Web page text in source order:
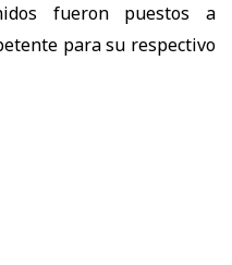
fueron puestos a
para su respectivo